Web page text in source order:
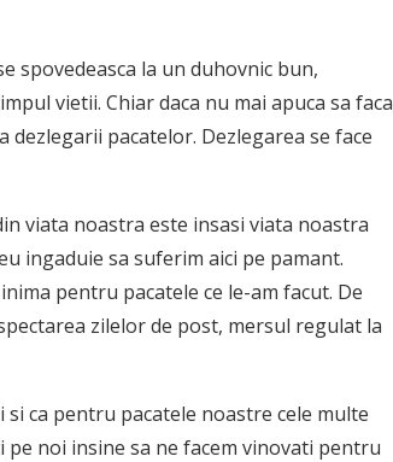
spovedeasca la un duhovnic bun,
vietii. Chiar daca nu mai apuca sa faca
pacatelor. Dezlegarea se face
viata noastra este insasi viata noastra
ingaduie sa suferim aici pe pamant.
pentru pacatele ce le-am facut. De
zilelor de post, mersul regulat la
ca pentru pacatele noastre cele multe
pe noi insine sa ne facem vinovati pentru